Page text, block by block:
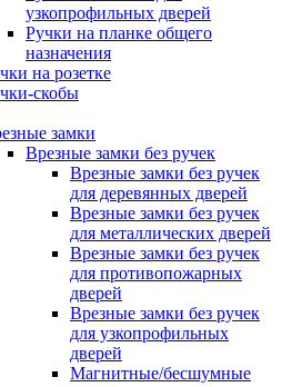
узкопрофильных дверей
Ручки на планке общего
назначения
на розетке
скобы
замки
Врезные замки без ручек
Врезные замки без ручек
для деревянных дверей
Врезные замки без ручек
для металлических дверей
Врезные замки без ручек
для противопожарных
дверей
Врезные замки без ручек
для узкопрофильных
дверей
Магнитные/бесшумные